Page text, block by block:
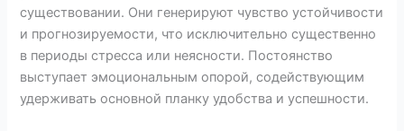
существовании. Они генерируют чувство устойчивости
и прогнозируемости, что исключительно существенно
в периоды стресса или неясности. Постоянство
выступает эмоциональным опорой, содействующим
удерживать основной планку удобства и успешности.